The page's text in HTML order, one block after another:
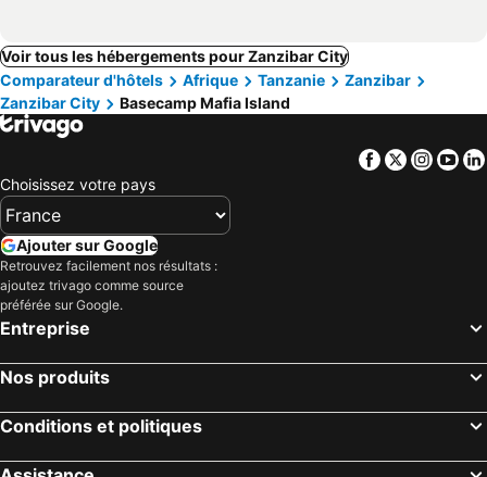
Voir tous les hébergements pour Zanzibar City
Comparateur d'hôtels
Afrique Tanzanie
Zanzibar
Zanzibar City
Basecamp Mafia Island
Facebook
Twitter
Choisissez votre pays
Ajouter sur Google
Retrouvez facilement nos résultats :
ajoutez trivago comme source
préférée sur Google.
Entreprise
Nos produits
Conditions et politiques